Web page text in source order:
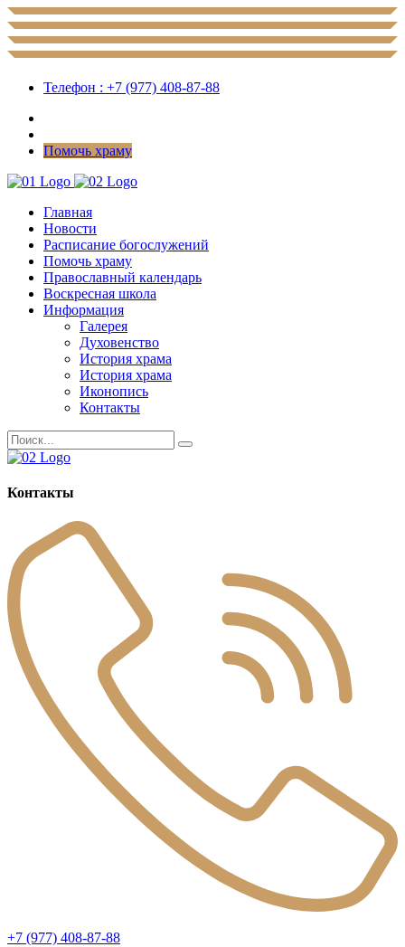
Телефон : +7 (977) 408-87-88
Помочь храму
Главная
Новости
Расписание богослужений
Помочь храму
Православный календарь
Воскресная школа
Информация
Галерея
Духовенство
История храма
История храма
Иконопись
Контакты
Контакты
+7 (977) 408-87-88